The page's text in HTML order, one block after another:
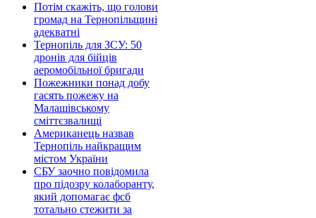
Потім скажіть, що голови
громад на Тернопільщині
адекватні
Тернопіль для ЗСУ: 50
дронів для бійців
аеромобільної бригади
Пожежники понад добу
гасять пожежу на
Малашівському
сміттєзвалищі
Американець назвав
Тернопіль найкращим
містом України
СБУ заочно повідомила
про підозру колаборанту,
який допомагає фсб
тотально стежити за